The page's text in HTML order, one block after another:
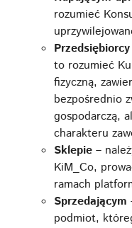
rozumieć
to rozumieć
fizyczną,
bezpośrednio
gospodarczą,
charakteru
Sklepie –
KiM_Co,
ramach
Sprzedającym
podmiot,